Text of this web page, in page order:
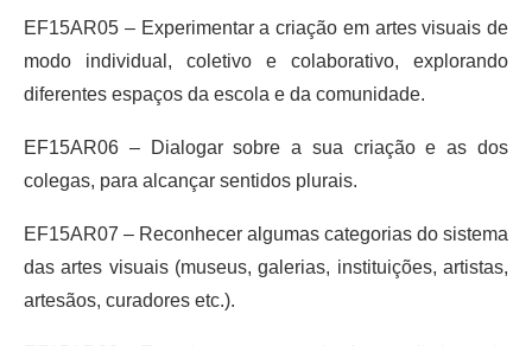
EF15AR05 – Experimentar a criação em artes visuais de
modo individual, coletivo e colaborativo, explorando
diferentes espaços da escola e da comunidade.
EF15AR06 – Dialogar sobre a sua criação e as dos
colegas, para alcançar sentidos plurais.
EF15AR07 – Reconhecer algumas categorias do sistema
das artes visuais (museus, galerias, instituições, artistas,
artesãos, curadores etc.).